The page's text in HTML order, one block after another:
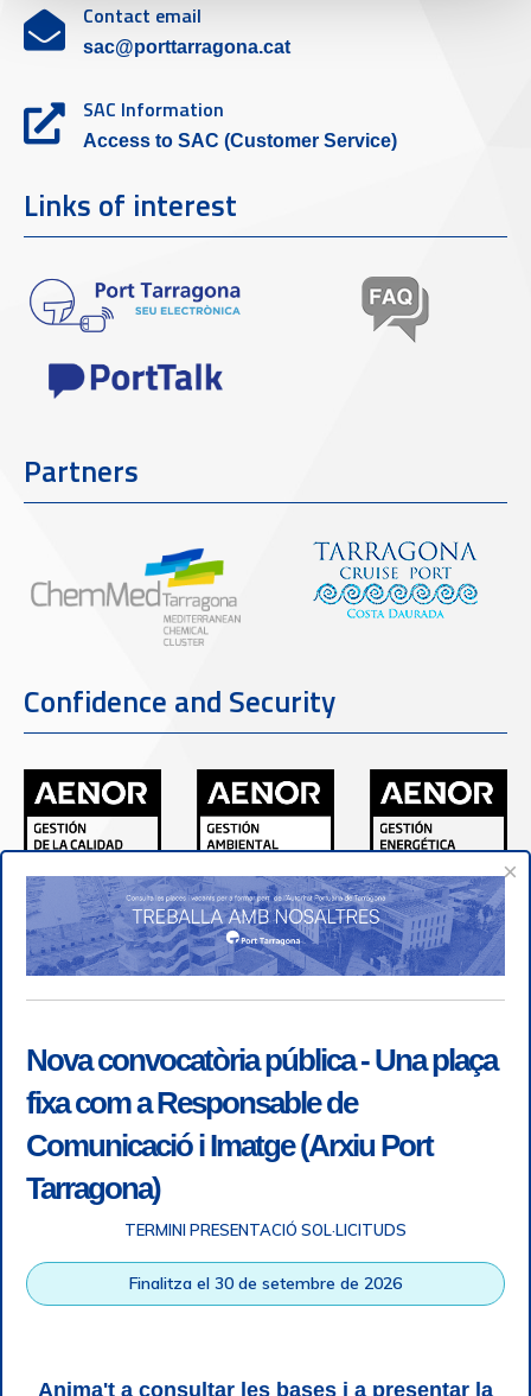
Contact email
sac@porttarragona.cat
SAC Information
Access to SAC (Customer Service)
Links of interest
Partners
Confidence and Security
Accessibility Legal note | + info RGPD |Information of
×
Nova convocatòria pública - Una plaça
fixa com a Responsable de
Comunicació i Imatge (Arxiu Port
Tarragona)
TERMINI PRESENTACIÓ SOL·LICITUDS
Finalitza el 30 de setembre de 2026
Anima't a consultar les bases i a presentar la